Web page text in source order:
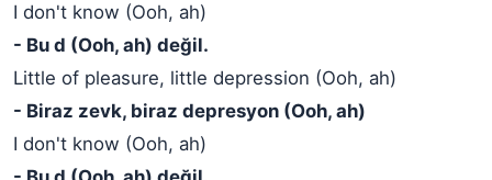
I don't know (Ooh, ah)
- Bu d (Ooh, ah) değil.
Little of pleasure, little depression (Ooh, ah)
- Biraz zevk, biraz depresyon (Ooh, ah)
I don't know (Ooh, ah)